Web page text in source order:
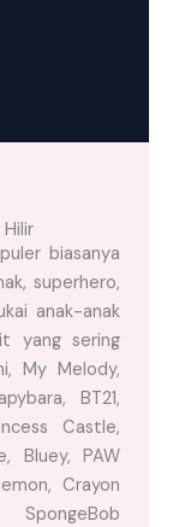
biasanya
superhero,
anak-anak
yang sering
My Melody,
BT21,
Castle,
Bluey, PAW
Crayon